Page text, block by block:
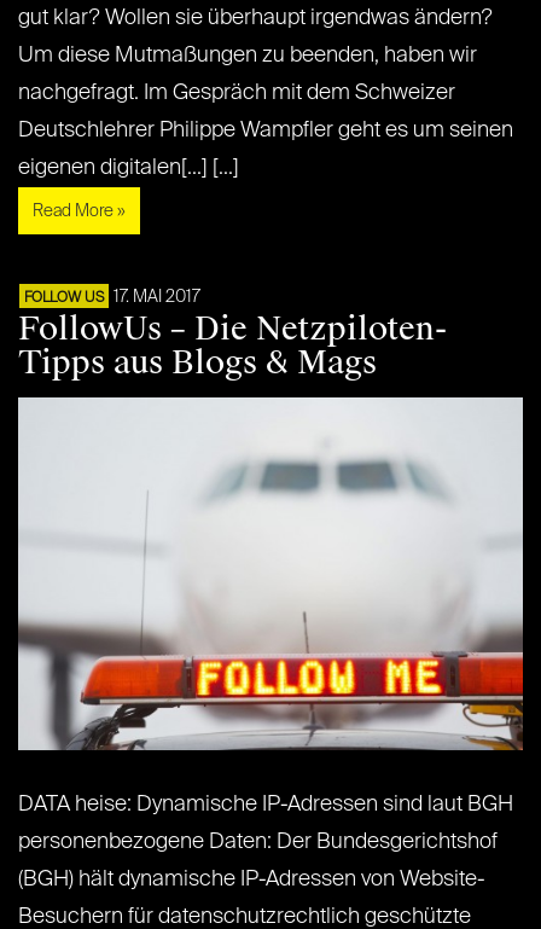
gut klar? Wollen sie überhaupt irgendwas ändern?
Um diese Mutmaßungen zu beenden, haben wir
nachgefragt. Im Gespräch mit dem Schweizer
Deutschlehrer Philippe Wampfler geht es um seinen
eigenen digitalen[...] [...]
Read More »
FOLLOW US 17. MAI 2017
FollowUs – Die Netzpiloten-
Tipps aus Blogs & Mags
DATA heise: Dynamische IP-Adressen sind laut BGH
personenbezogene Daten: Der Bundesgerichtshof
(BGH) hält dynamische IP-Adressen von Website-
Besuchern für datenschutzrechtlich geschützte